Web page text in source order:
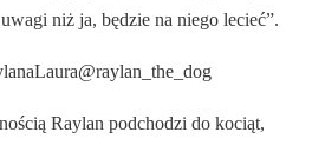
niż ja, będzie na niego lecieć”.
Raylan podchodzi do kociąt,